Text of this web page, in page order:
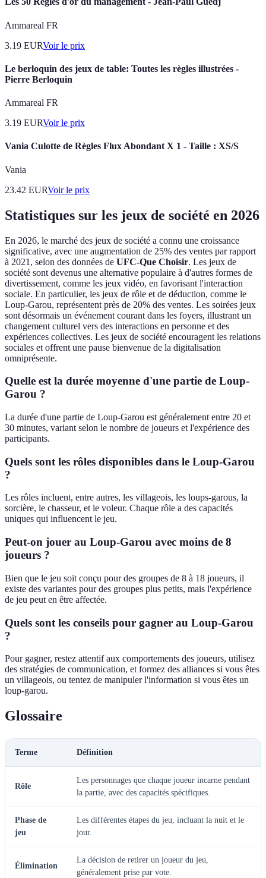
Ammareal FR
3.19 EURVoir le prix
Le berloquin des jeux de table: Toutes les règles illustrées -
Pierre Berloquin
Ammareal FR
3.19 EURVoir le prix
Vania Culotte de Règles Flux Abondant X 1 - Taille : XS/S
Vania
23.42 EURVoir le prix
Statistiques sur les jeux de société en 2026
En 2026, le marché des jeux de société a connu une croissance
significative, avec une augmentation de 25% des ventes par rapport
à 2021, selon des données de UFC-Que Choisir. Les jeux de
société sont devenus une alternative populaire à d'autres formes de
divertissement, comme les jeux vidéo, en favorisant l'interaction
sociale. En particulier, les jeux de rôle et de déduction, comme le
Loup-Garou, représentent près de 20% des ventes. Les soirées jeux
sont désormais un événement courant dans les foyers, illustrant un
changement culturel vers des interactions en personne et des
expériences collectives. Les jeux de société encouragent les relations
sociales et offrent une pause bienvenue de la digitalisation
omniprésente.
Quelle est la durée moyenne d'une partie de Loup-
Garou ?
La durée d'une partie de Loup-Garou est généralement entre 20 et
30 minutes, variant selon le nombre de joueurs et l'expérience des
participants.
Quels sont les rôles disponibles dans le Loup-Garou
?
Les rôles incluent, entre autres, les villageois, les loups-garous, la
sorcière, le chasseur, et le voleur. Chaque rôle a des capacités
uniques qui influencent le jeu.
Peut-on jouer au Loup-Garou avec moins de 8
joueurs ?
Bien que le jeu soit conçu pour des groupes de 8 à 18 joueurs, il
existe des variantes pour des groupes plus petits, mais l'expérience
de jeu peut en être affectée.
Quels sont les conseils pour gagner au Loup-Garou
?
Pour gagner, restez attentif aux comportements des joueurs, utilisez
des stratégies de communication, et formez des alliances si vous êtes
un villageois, ou tentez de manipuler l'information si vous êtes un
loup-garou.
Glossaire
Terme Définition
Rôle
Les personnages que chaque joueur incarne pendant
la partie, avec des capacités spécifiques.
Phase de
jeu
Les différentes étapes du jeu, incluant la nuit et le
jour.
Élimination
La décision de retirer un joueur du jeu,
généralement prise par vote.